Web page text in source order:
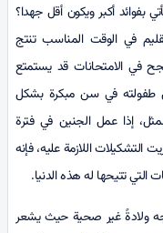
بفوائد أكبر ويكون أقل جهدا؟
في الوقت المناسب تنتج
في الامتحانات قد يستمتع
طفولته في سن مبكرة بشكل
إذا عمل الجنين في فترة
اللازمة عليه، فإنه
تتيحها له هذه الدنيا.
ولادةً غير صحية حيث يشعر